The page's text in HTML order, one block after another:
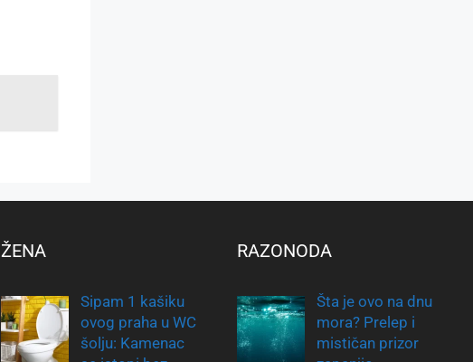
ŽENA
Sipam 1 kašiku
ovog praha u WC
šolju: Kamenac
RAZONODA
Šta je ovo na dnu
mora? Prelep i
mističan prizor